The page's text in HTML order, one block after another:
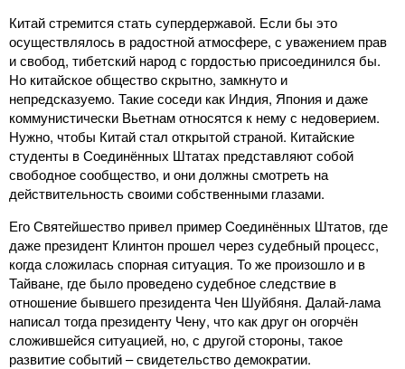
Китай стремится стать супердержавой. Если бы это
осуществлялось в радостной атмосфере, с уважением прав
и свобод, тибетский народ с гордостью присоединился бы.
Но китайское общество скрытно, замкнуто и
непредсказуемо. Такие соседи как Индия, Япония и даже
коммунистически Вьетнам относятся к нему с недоверием.
Нужно, чтобы Китай стал открытой страной. Китайские
студенты в Соединённых Штатах представляют собой
свободное сообщество, и они должны смотреть на
действительность своими собственными глазами.
Его Святейшество привел пример Соединённых Штатов, где
даже президент Клинтон прошел через судебный процесс,
когда сложилась спорная ситуация. То же произошло и в
Тайване, где было проведено судебное следствие в
отношение бывшего президента Чен Шуйбяня. Далай-лама
написал тогда президенту Чену, что как друг он огорчён
сложившейся ситуацией, но, с другой стороны, такое
развитие событий – свидетельство демократии.